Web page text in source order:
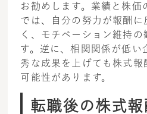
お勧めします。業績と株価
では、自分の努力が報酬に
く、モチベーション維持の
す。逆に、相関関係が低い
秀な成果を上げても株式報
可能性があります。
転職後の株式